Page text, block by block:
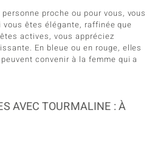
proche ou pour vous, vous
êtes élégante, raffinée que
actives, vous appréciez
En bleue ou en rouge, elles
convenir à la femme qui a
AVEC TOURMALINE : À